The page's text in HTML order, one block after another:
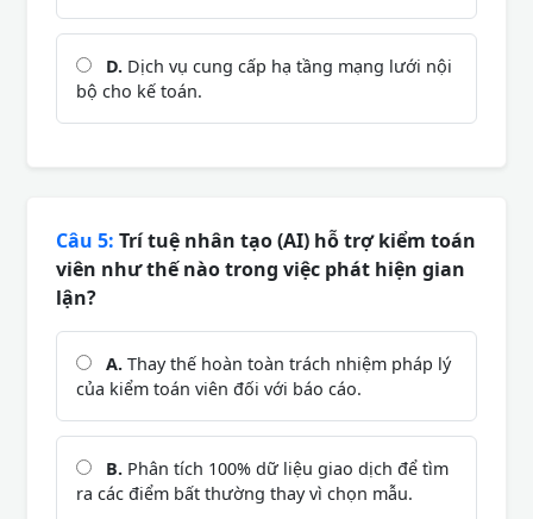
D. Dịch vụ cung cấp hạ tầng mạng lưới nội
bộ cho kế toán.
Câu 5: Trí tuệ nhân tạo (AI) hỗ trợ kiểm toán
viên như thế nào trong việc phát hiện gian
lận?
A. Thay thế hoàn toàn trách nhiệm pháp lý
của kiểm toán viên đối với báo cáo.
B. Phân tích 100% dữ liệu giao dịch để tìm
ra các điểm bất thường thay vì chọn mẫu.